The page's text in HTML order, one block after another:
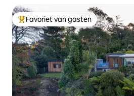
Topfavoriet van gasten
Favoriet van gasten